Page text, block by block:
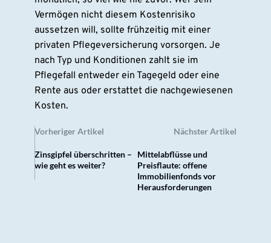
Vermögen nicht diesem Kostenrisiko
aussetzen will, sollte frühzeitig mit einer
privaten Pflegeversicherung vorsorgen. Je
nach Typ und Konditionen zahlt sie im
Pflegefall entweder ein Tagegeld oder eine
Rente aus oder erstattet die nachgewiesenen
Kosten.
Vorheriger Artikel Nächster Artikel
Zinsgipfel überschritten –
wie geht es weiter?
Mittelabflüsse und
Preisflaute: offene
Immobilienfonds vor
Herausforderungen